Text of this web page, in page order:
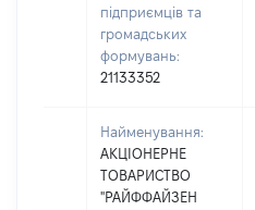
підприємців та
громадських
формувань:
21133352
Найменування:
АКЦІОНЕРНЕ
ТОВАРИСТВО
"РАЙФФАЙЗЕН